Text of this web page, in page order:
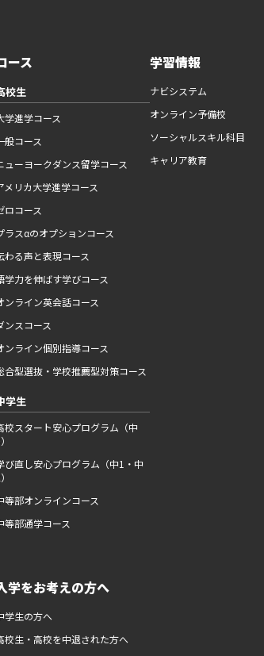
ース
校生
学進学コース
般コース
ューヨークダンス留学コース
メリカ大学進学コース
ロコース
ラスαのオプションコース
わる声と表現コース
学力を伸ばす学びコース
ンライン英会話コース
ンスコース
ンライン個別指導コース
合型選抜・学校推薦型対策コース
学生
校スタート安心プログラム（中
び直し安心プログラム（中1・中
等部オンラインコース
等部通学コース
学をお考えの方へ
学生の方へ
校生・高校を中退された方へ
学習情報
ナビシステム
オンライン予備校
ソーシャルスキル科目
キャリア教育